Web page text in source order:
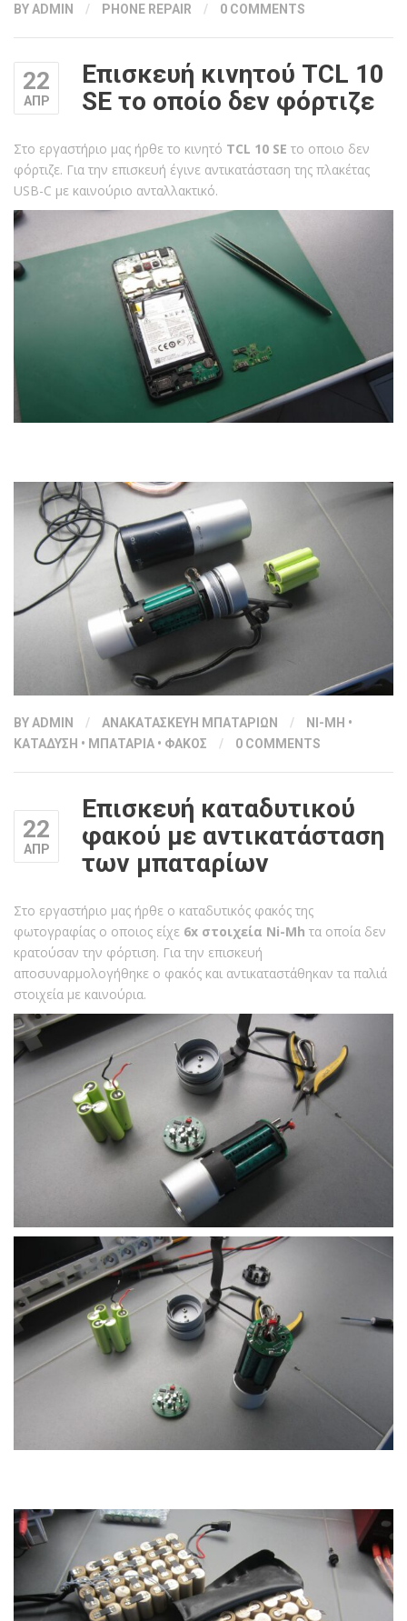
BYADMIN / PHONE REPAIR / 0 COMMENTS
22
ΑΠΡ
Επισκευή κινητού TCL 10
SE το οποίο δεν φόρτιζε
Στο εργαστήριο μας ήρθε το κινητό TCL 10 SE το οποιο δεν
φόρτιζε. Για την επισκευή έγινε αντικατάσταση της πλακέτας
USB-C με καινούριο ανταλλακτικό.
BYADMIN / ΑΝΑΚΑΤΑΣΚΕΥΗ ΜΠΑΤΑΡΙΩΝ / NI-MH •
ΚΑΤΑΔΥΣΗ • ΜΠΑΤΑΡΙΑ • ΦΑΚΟΣ / 0 COMMENTS
22
ΑΠΡ
Επισκευή καταδυτικού
φακού με αντικατάσταση
των μπαταρίων
Στο εργαστήριο μας ήρθε o καταδυτικός φακός της
φωτογραφίας ο οποιος είχε 6x στοιχεία Ni-Mh τα οποία δεν
κρατούσαν την φόρτιση. Για την επισκευή
αποσυναρμολογήθηκε ο φακός και αντικαταστάθηκαν τα παλιά
στοιχεία με καινούρια.